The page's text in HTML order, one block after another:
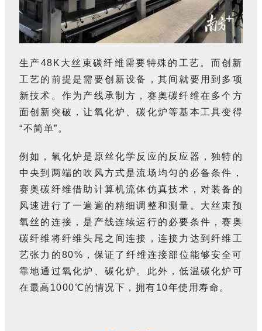
生产48K大丝束碳纤维需要特殊的工艺。而创新
工艺的前提是需要创新设备，其间就要用到多项
新技术。作为产线承制方，赛奥碳纤维在多个方
面创新突破，让氧化炉、碳化炉等基本工具变得
“不简单”。
例如，氧化炉是原丝化学反应的反应器，独特的
中央到两端的吹风方式是流场均匀的必备条件，
赛奥碳纤维借助计算机流体仿真技术，对装备的
风速进行了一遍遍的精细调整和测量。大丝束预
氧丝的连接，是产线连续运行的必要条件，赛奥
碳纤维将纤维头尾之间连接，连接力达到纤维工
艺张力的80%，保证了纤维连接部位能够安全可
靠地通过氧化炉、碳化炉。此外，低温碳化炉可
在最高1000℃的情况下，拥有10年使用寿命。